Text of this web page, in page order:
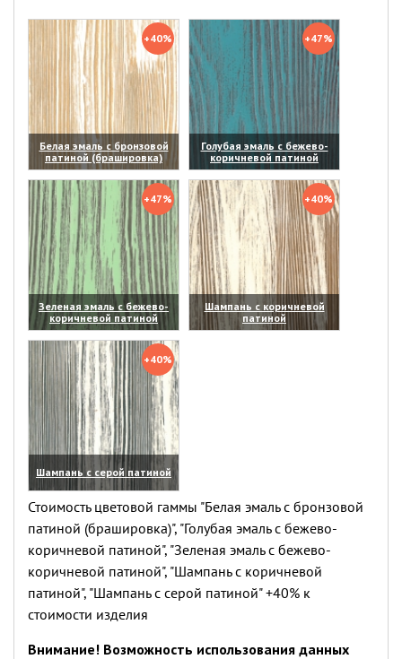
+40%
Белая эмаль с бронзовой
патиной (брашировка)
(увеличить)
+47%
Голубая эмаль с бежево-
коричневой патиной
(увеличить)
+47%
Зеленая эмаль с бежево-
коричневой патиной
(увеличить)
+40%
Шампань с коричневой
патиной
(увеличить)
+40%
Шампань с серой патиной
(увеличить)
Стоимость цветовой гаммы "Белая эмаль с бронзовой
патиной (брашировка)", "Голубая эмаль с бежево-
коричневой патиной", "Зеленая эмаль с бежево-
коричневой патиной", "Шампань с коричневой
патиной", "Шампань с серой патиной" +40% к
стоимости изделия
Внимание! Возможность использования данных